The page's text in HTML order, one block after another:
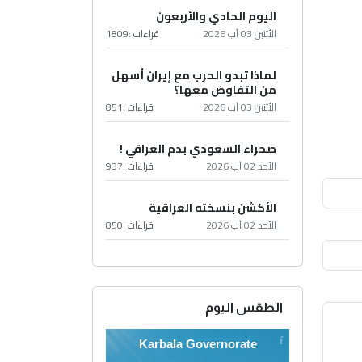
اليوم الحادي والأربعون
الأثنين 03 آب 2026 قراءات :1809
لماذا تبدو الحرب مع إيران أسهل
من التفاوض معها؟
الأثنين 03 آب 2026 قراءات :851
صحراء السعودي بدم العراقي !
الأحد 02 آب 2026 قراءات :937
الأكشن بنسخته العراقية
الأحد 02 آب 2026 قراءات :850
الطقس اليوم
Karbala Governorate